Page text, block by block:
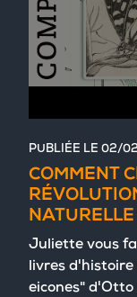
PUBLIÉE LE 02/
COMMENT
Juliette vous
livres
eicones"